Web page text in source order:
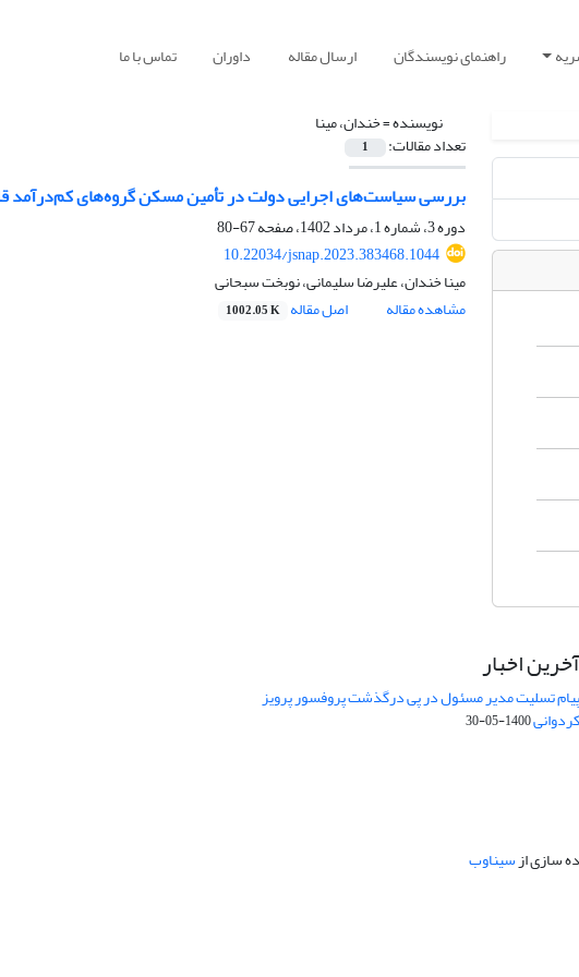
راهنمای نویسندگان ارسال مقاله داوران تماس با ما
نویسنده =خندان، مینا
تعداد مقالات: 1
بررسی سیاست‌های اجرایی دولت در تأمین مسکن گروه‌های کم‌درآمد
دوره 3، شماره 1، مرداد 1402، صفحه
67-80
10.22034/jsnap.2023.383468.1044
مینا خندان، علیرضا سلیمانی، نوبخت سبحانی
مشاهده مقاله
اصل مقاله 1002.05 K
آخرین اخبار
پیام تسلیت مدیر مسئول در پی درگذشت پروفسور پرویز
کردوانی1400-05-30
سازی ازسیناوب